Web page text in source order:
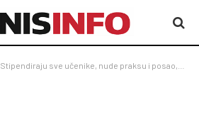
Stipendiraju sve učenike, nude praksu i posao, naprednima i fakultet